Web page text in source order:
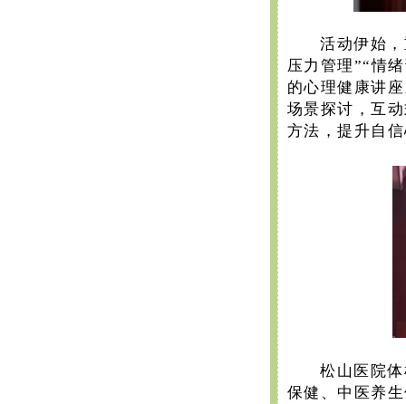
活动伊始
压力管理”“情
的心理健康讲
场景探讨，互
方法，提升自
松山医院
保健、中医养